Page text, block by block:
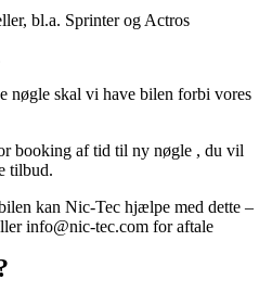
bl.a. Sprinter og Actros
nøgle skal vi have bilen forbi vores
booking af tid til ny nøgle , du vil
tilbud.
kan Nic-Tec hjælpe med dette –
info@nic-tec.com for aftale